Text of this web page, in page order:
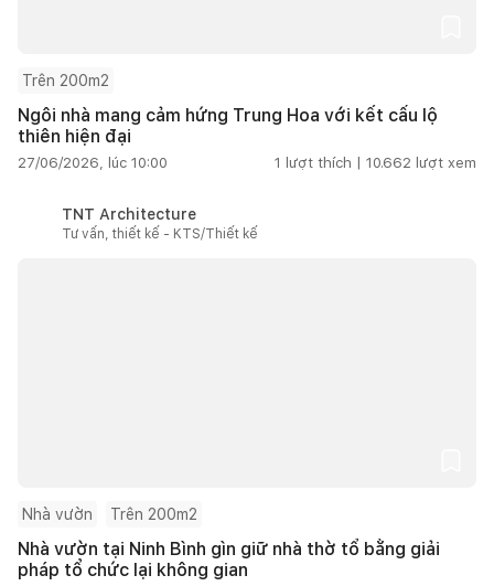
Trên 200m2
Ngôi nhà mang cảm hứng Trung Hoa với kết cấu lộ
thiên hiện đại
27/06/2026, lúc 10:00 1 lượt thích | 10.662 lượt xem
TNT Architecture
Tư vấn, thiết kế - KTS/Thiết kế
Nhà vườn Trên 200m2
Nhà vườn tại Ninh Bình gìn giữ nhà thờ tổ bằng giải
pháp tổ chức lại không gian